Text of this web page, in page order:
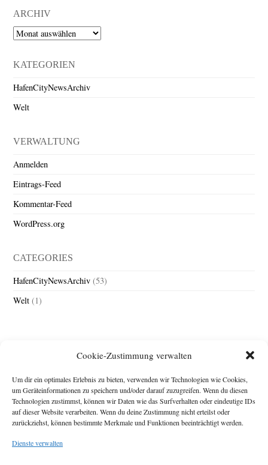
Cookie-Zustimmung verwalten
Um dir ein optimales Erlebnis zu bieten, verwenden wir Technologien wie Cookies,
um Geräteinformationen zu speichern und/oder darauf zuzugreifen. Wenn du diesen
Technologien zustimmst, können wir Daten wie das Surfverhalten oder eindeutige IDs
auf dieser Website verarbeiten. Wenn du deine Zustimmung nicht erteilst oder
zurückziehst, können bestimmte Merkmale und Funktionen beeinträchtigt werden.
Dienste verwalten
ARCHIV
Archiv
KATEGORIEN
HafenCityNewsArchiv
Welt
VERWALTUNG
Anmelden
Eintrags-Feed
Kommentar-Feed
WordPress.org
CATEGORIES
HafenCityNewsArchiv (53)
Welt (1)
Impressum
Michael Baden,